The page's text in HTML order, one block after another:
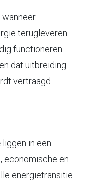
terugleveren
functioneren.
dat uitbreiding
vertraagd.
liggen in een
economische en
energietransitie